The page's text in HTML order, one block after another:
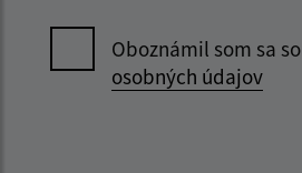
Oboznámil som sa so
osobných údajov